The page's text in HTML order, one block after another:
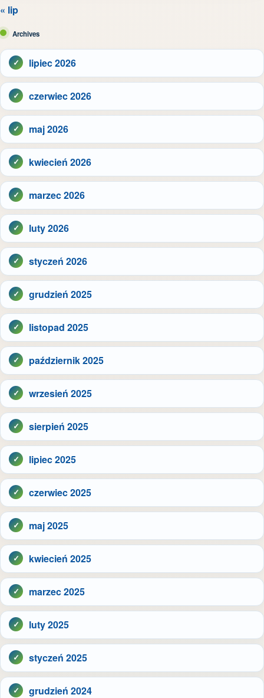
« lip
Archives
lipiec 2026
czerwiec 2026
maj 2026
kwiecień 2026
marzec 2026
luty 2026
styczeń 2026
grudzień 2025
listopad 2025
październik 2025
wrzesień 2025
sierpień 2025
lipiec 2025
czerwiec 2025
maj 2025
kwiecień 2025
marzec 2025
luty 2025
styczeń 2025
grudzień 2024